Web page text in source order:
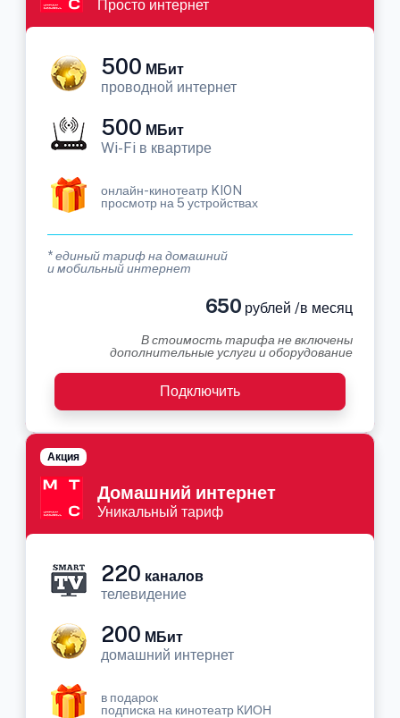
Просто интернет
500 МБит
проводной интернет
500 МБит
Wi-Fi в квартире
онлайн-кинотеатр KION
просмотр на 5 устройствах
* единый тариф на домашний
и мобильный интернет
650 рублей /в месяц
В стоимость тарифа не включены
дополнительные услуги и оборудование
Подключить
Домашний интернет
Уникальный тариф
Акция
220 каналов
телевидение
200 МБит
домашний интернет
в подарок
подписка на кинотеатр КИОН